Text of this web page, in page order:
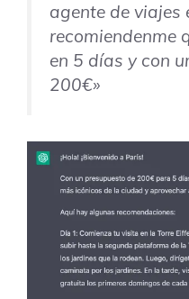
agente de viajes
recomiendenme
en 5 días y con
200€»